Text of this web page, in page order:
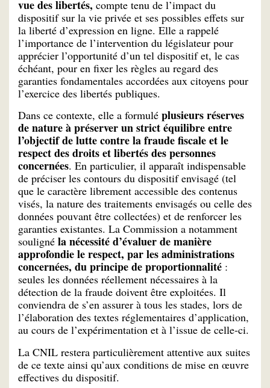
vue des libertés, compte tenu de l’impact du
dispositif sur la vie privée et ses possibles effets sur
la liberté d’expression en ligne. Elle a rappelé
l’importance de l’intervention du législateur pour
apprécier l’opportunité d’un tel dispositif et, le cas
échéant, pour en fixer les règles au regard des
garanties fondamentales accordées aux citoyens pour
l’exercice des libertés publiques.
Dans ce contexte, elle a formulé plusieurs réserves
de nature à préserver un strict équilibre entre
l’objectif de lutte contre la fraude fiscale et le
respect des droits et libertés des personnes
concernées. En particulier, il apparaît indispensable
de préciser les contours du dispositif envisagé (tel
que le caractère librement accessible des contenus
visés, la nature des traitements envisagés ou celle des
données pouvant être collectées) et de renforcer les
garanties existantes. La Commission a notamment
souligné la nécessité d’évaluer de manière
approfondie le respect, par les administrations
concernées, du principe de proportionnalité :
seules les données réellement nécessaires à la
détection de la fraude doivent être exploitées. Il
conviendra de s’en assurer à tous les stades, lors de
l’élaboration des textes réglementaires d’application,
au cours de l’expérimentation et à l’issue de celle-ci.
La CNIL restera particulièrement attentive aux suites
de ce texte ainsi qu’aux conditions de mise en œuvre
effectives du dispositif.